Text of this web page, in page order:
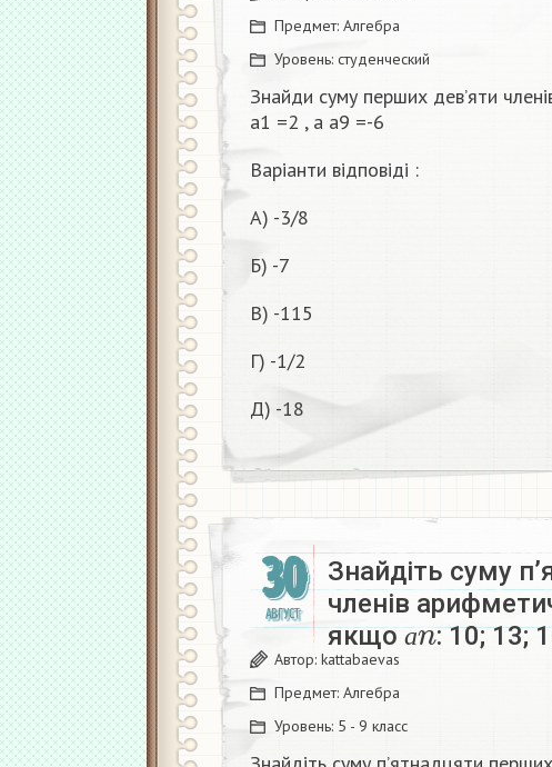
Предмет: Алгебра
Уровень: студенческий
Знайди суму перших девʼяти
а1 =2 , а а9 =-6
Варіанти відповіді :
А) -3/8
Б) -7
В) -115
Г) -1/2
Д) -18
30
АВГУСТ
Знайдіть суму
членів
якщо а
аn
: 10; 13;
Автор: kattabaevas
Предмет: Алгебра
Уровень: 5 - 9 класс